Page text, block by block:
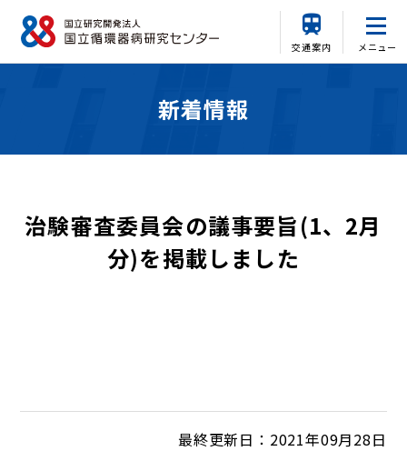
交通案内 メニュー
新着情報
治験審査委員会の議事要旨(1、2月
分)を掲載しました
最終更新日：2021年09月28日